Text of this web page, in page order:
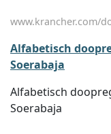
www.krancher.com/
Alfabetisch
Soerabaja
Alfabetisch
Soerabaja